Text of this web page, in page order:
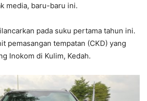
media, baru-baru ini.
pada suku pertama tahun ini.
pemasangan tempatan (CKD) yang
Inokom di Kulim, Kedah.